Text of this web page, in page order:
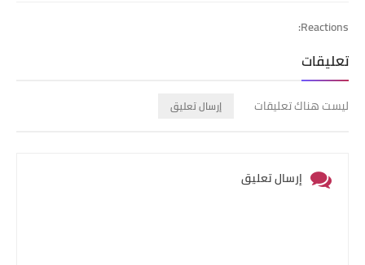
Reactions:
تعليقات
ليست هناك تعليقات إرسال تعليق
إرسال تعليق